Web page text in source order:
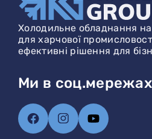
Холодильне обладнання на
для харчової
ефективні рішення для
Ми в соц.мережах